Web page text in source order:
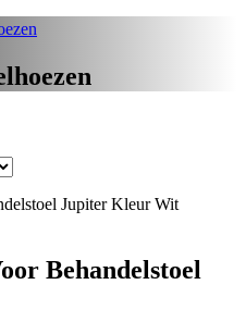
Behandelstoel